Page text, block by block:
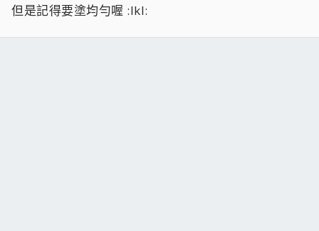
但是記得要塗均勻喔 :lkl: